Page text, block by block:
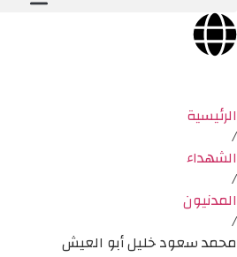
الرئيسية
/
الشهداء
/
المدنيون
/
محمد سعود خليل أبو العيش